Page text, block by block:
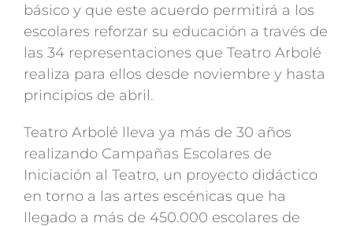
básico y que este acuerdo permitirá a los
escolares reforzar su educación a través de
las 34 representaciones que Teatro Arbolé
realiza para ellos desde noviembre y hasta
principios de abril.
Teatro Arbolé lleva ya más de 30 años
realizando Campañas Escolares de
Iniciación al Teatro, un proyecto didáctico
en torno a las artes escénicas que ha
llegado a más de 450.000 escolares de